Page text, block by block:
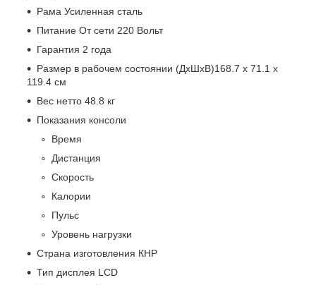
Рама Усиленная сталь
Питание От сети 220 Вольт
Гарантия 2 года
Размер в рабочем состоянии (ДхШхВ)168.7 x 71.1 x
119.4 см
Вес нетто 48.8 кг
Показания консоли
Время
Дистанция
Скорость
Калории
Пульс
Уровень нагрузки
Страна изготовления КНР
Тип дисплея LCD